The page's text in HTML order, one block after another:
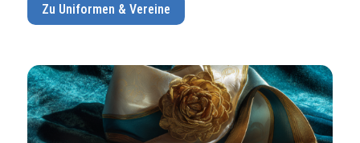
Zu Uniformen & Vereine